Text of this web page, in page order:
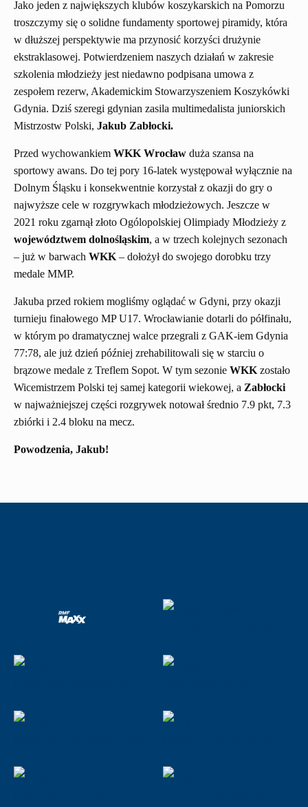
Jako jeden z największych klubów koszykarskich na Pomorzu
troszczymy się o solidne fundamenty sportowej piramidy, która
w dłuższej perspektywie ma przynosić korzyści drużynie
ekstraklasowej. Potwierdzeniem naszych działań w zakresie
szkolenia młodzieży jest niedawno podpisana umowa z
zespołem rezerw, Akademickim Stowarzyszeniem Koszykówki
Gdynia. Dziś szeregi gdynian zasila multimedalista juniorskich
Mistrzostw Polski, Jakub Zabłocki.
Przed wychowankiem WKK Wrocław duża szansa na
sportowy awans. Do tej pory 16-latek występował wyłącznie na
Dolnym Śląsku i konsekwentnie korzystał z okazji do gry o
najwyższe cele w rozgrywkach młodzieżowych. Jeszcze w
2021 roku zgarnął złoto Ogólopolskiej Olimpiady Młodzieży z
województwem dolnośląskim, a w trzech kolejnych sezonach
– już w barwach WKK – dołożył do swojego dorobku trzy
medale MMP.
Jakuba przed rokiem mogliśmy oglądać w Gdyni, przy okazji
turnieju finałowego MP U17. Wrocławianie dotarli do półfinału,
w którym po dramatycznej walce przegrali z GAK-iem Gdynia
77:78, ale już dzień później zrehabilitowali się w starciu o
brązowe medale z Treflem Sopot. W tym sezonie WKK zostało
Wicemistrzem Polski tej samej kategorii wiekowej, a Zabłocki
w najważniejszej części rozgrywek notował średnio 7.9 pkt, 7.3
zbiórki i 2.4 bloku na mecz.
Powodzenia, Jakub!